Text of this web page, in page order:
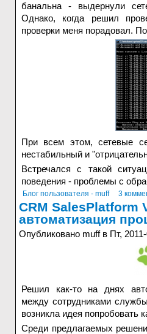
банальна - выдернули
Однако, когда решил
проверки меня порадовал.
При всем этом, сетевые
нестабильный и
Встречался с такой
поведения - проблемы с
Блог пользователя - muff 3
CRM SalesPlatform
автоматизация
Опубликовано muff в Пт,
Решил как-то на днях
между сотрудниками
возникла идея попробовать
Среди предлагаемых